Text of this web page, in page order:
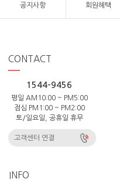
공지사항 회원혜택
CONTACT
1544-9456
평일 AM10:00 ~ PM5:00
점심 PM1:00 ~ PM2:00
토/일요일, 공휴일 휴무
고객센터 연결
INFO